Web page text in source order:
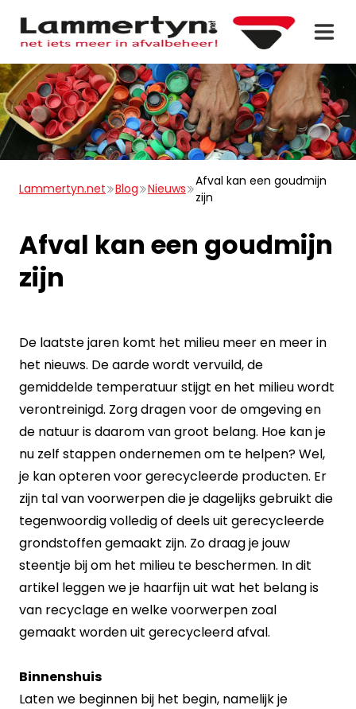
Lammertyn.net Blog Nieuws
Afval kan een goudmijn
zijn
Afval kan een goudmijn
zijn
De laatste jaren komt het milieu meer en meer in
het nieuws. De aarde wordt vervuild, de
gemiddelde temperatuur stijgt en het milieu wordt
verontreinigd. Zorg dragen voor de omgeving en
de natuur is daarom van groot belang. Hoe kan je
nu zelf stappen ondernemen om te helpen? Wel,
je kan opteren voor gerecycleerde producten. Er
zijn tal van voorwerpen die je dagelijks gebruikt die
tegenwoordig volledig of deels uit gerecycleerde
grondstoffen gemaakt zijn. Zo draag je jouw
steentje bij om het milieu te beschermen. In dit
artikel leggen we je haarfijn uit wat het belang is
van recyclage en welke voorwerpen zoal
gemaakt worden uit gerecycleerd afval.
Binnenshuis
Laten we beginnen bij het begin, namelijk je